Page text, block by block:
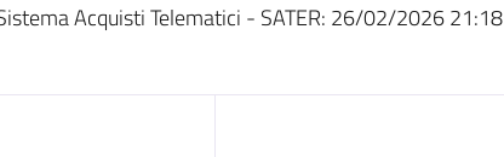
Acquisti Telematici - SATER: 26/02/2026 21:18